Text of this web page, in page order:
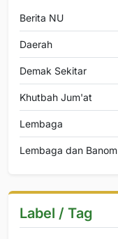
Berita NU
Daerah
Demak Sekitar
Khutbah Jum'at
Lembaga
Lembaga dan Banom
Label / Tag